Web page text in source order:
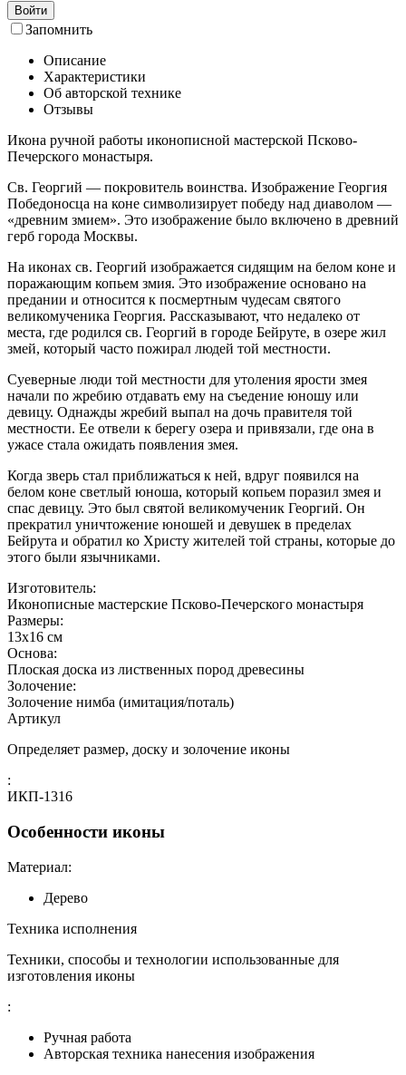
Войти
Запомнить
Описание
Характеристики
Об авторской технике
Отзывы
Икона ручной работы иконописной мастерской Псково-
Печерского монастыря.
Св. Георгий — покровитель воинства. Изображение Георгия
Победоносца на коне символизирует победу над диаволом —
«древним змием». Это изображение было включено в древний
герб города Москвы.
На иконах св. Георгий изображается сидящим на белом коне и
поражающим копьем змия. Это изображение основано на
предании и относится к посмертным чудесам святого
великомученика Георгия. Рассказывают, что недалеко от
места, где родился св. Георгий в городе Бейруте, в озере жил
змей, который часто пожирал людей той местности.
Суеверные люди той местности для утоления ярости змея
начали по жребию отдавать ему на съедение юношу или
девицу. Однажды жребий выпал на дочь правителя той
местности. Ее отвели к берегу озера и привязали, где она в
ужасе стала ожидать появления змея.
Когда зверь стал приближаться к ней, вдруг появился на
белом коне светлый юноша, который копьем поразил змея и
спас девицу. Это был святой великомученик Георгий. Он
прекратил уничтожение юношей и девушек в пределах
Бейрута и обратил ко Христу жителей той страны, которые до
этого были язычниками.
Изготовитель:
Иконописные мастерские Псково-Печерского монастыря
Размеры:
13x16 см
Основа:
Плоская доска из лиственных пород древесины
Золочение:
Золочение нимба (имитация/поталь)
Артикул
Определяет размер, доску и золочение иконы
:
ИКП-1316
Особенности иконы
Материал:
Дерево
Техника исполнения
Техники, способы и технологии использованные для
изготовления иконы
:
Ручная работа
Авторская техника нанесения изображения